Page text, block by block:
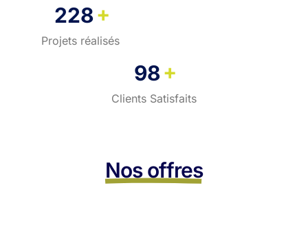
228+
Projets réalisés
98+
Clients Satisfaits
Nos offres